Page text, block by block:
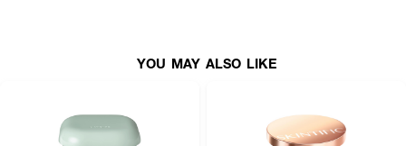
· ล็อคความชุ่มชื้นยาวนาน 24 ชั่วโมง
· มาพร้อมดีไซน์ที่ได้รับแรงบันดาลใจมาจากความงามภายในจากเปลือกหอยมุก
Mother-of-pearl
YOU MAY ALSO LIKE